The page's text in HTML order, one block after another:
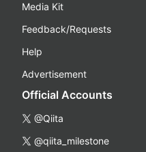
Media Kit
Feedback/Requests
Help
Advertisement
Official Accounts
@Qiita
@qiita_milestone